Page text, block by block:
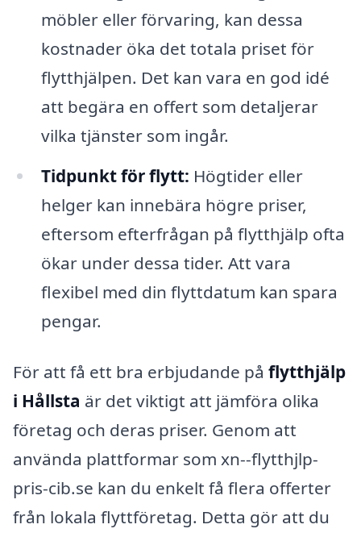
möbler eller förvaring, kan dessa
kostnader öka det totala priset för
flytthjälpen. Det kan vara en god idé
att begära en offert som detaljerar
vilka tjänster som ingår.
Tidpunkt för flytt: Högtider eller
helger kan innebära högre priser,
eftersom efterfrågan på flytthjälp ofta
ökar under dessa tider. Att vara
flexibel med din flyttdatum kan spara
pengar.
För att få ett bra erbjudande på flytthjälp
i Hållsta är det viktigt att jämföra olika
företag och deras priser. Genom att
använda plattformar som xn--flytthjlp-
pris-cib.se kan du enkelt få flera offerter
från lokala flyttföretag. Detta gör att du